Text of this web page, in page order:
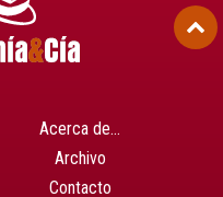
Acerca de…
Archivo
Contacto